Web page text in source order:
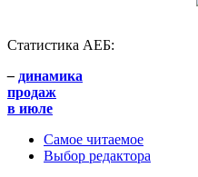
Статистика АЕБ:
– динамика
продаж
в июле
Самое читаемое
Выбор редактора